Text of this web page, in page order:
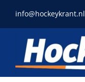
naar
inhoud
info@hockeykrant.nl